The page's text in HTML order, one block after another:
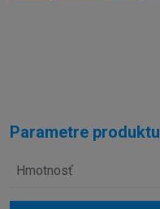
Parametre produktu
Hmotnosť